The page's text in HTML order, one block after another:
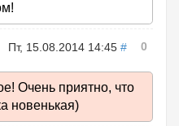
Пт, 15.08.2014 14:45 # 0
Очень приятно, что
новенькая)